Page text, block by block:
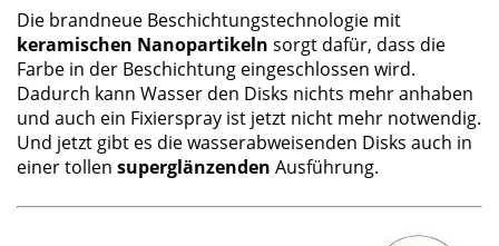
Die brandneue Beschichtungstechnologie mit
keramischen Nanopartikeln sorgt dafür, dass die
Farbe in der Beschichtung eingeschlossen wird.
Dadurch kann Wasser den Disks nichts mehr anhaben
und auch ein Fixierspray ist jetzt nicht mehr notwendig.
Und jetzt gibt es die wasserabweisenden Disks auch in
einer tollen superglänzenden Ausführung.